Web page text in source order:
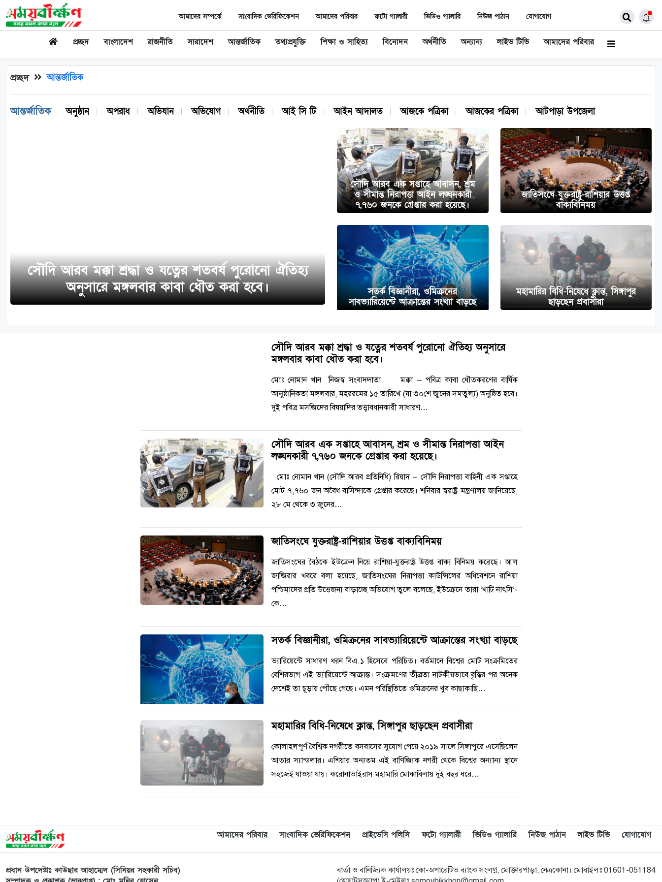
আমাদের সম্পর্কে সাংবাদিক ভেরিফিকেশন আমাদের পরিবার ফটো গ্যালারী ভিডিও গ্যালারি নিউজ পাঠান যোগাযোগ
প্রচ্ছদ বাংলাদেশ রাজনীতি সারাদেশ আন্তর্জাতিক তথ্যপ্রযুক্তি শিক্ষা ও সাহিত্য বিনোদন অর্থনীতি অন্যান্য লাইভ টিভি আমাদের পরিবার
প্রচ্ছদ আন্তর্জাতিক
আন্তর্জাতিক অনুষ্ঠান অপরাধ অভিযান অভিযোগ অর্থনীতি আই সি টি আইন আদালত আজকে পত্রিকা আজকের পত্রিকা আটপাড়া উপজেলা
সৌদি আরব মক্কা শ্রদ্ধা ও যত্নের শতবর্ষ পুরোনো ঐতিহ্য
অনুসারে মঙ্গলবার কাবা ধৌত করা হবে।
সৌদি আরব এক সপ্তাহে আবাসন, শ্রম
ও সীমান্ত নিরাপত্তা আইন লঙ্ঘনকারী
৭,৭৬০ জনকে গ্রেপ্তার করা হয়েছে।
জাতিসংঘে যুক্তরাষ্ট্র-রাশিয়ার উত্তপ্ত
বাক্যবিনিময়
সতর্ক বিজ্ঞানীরা, ওমিক্রনের
সাবভ্যারিয়েন্টে আক্রান্তের সংখ্যা বাড়ছে
মহামারির বিধি-নিষেধে ক্লান্ত, সিঙ্গাপুর
ছাড়ছেন প্রবাসীরা
সৌদি আরব মক্কা শ্রদ্ধা ও যত্নের শতবর্ষ পুরোনো ঐতিহ্য অনুসারে
মঙ্গলবার কাবা ধৌত করা হবে।
মোঃ নোমান খান নিজস্ব সংবাদদাতা মক্কা — পবিত্র কাবা ধৌতকরণের বার্ষিক
আনুষ্ঠানিকতা মঙ্গলবার, মহররমের ১৫ তারিখে (যা ৩০শে জুনের সমতুল্য) অনুষ্ঠিত হবে।
দুই পবিত্র মসজিদের বিষয়াদির তত্ত্বাবধানকারী সাধারণ…
সৌদি আরব এক সপ্তাহে আবাসন, শ্রম ও সীমান্ত নিরাপত্তা আইন
লঙ্ঘনকারী ৭,৭৬০ জনকে গ্রেপ্তার করা হয়েছে।
মোঃ নোমান খান (সৌদি আরব প্রতিনিধি) রিয়াদ — সৌদি নিরাপত্তা বাহিনী এক সপ্তাহে
মোট ৭,৭৬০ জন অবৈধ বাসিন্দাকে গ্রেপ্তার করেছে। শনিবার স্বরাষ্ট্র মন্ত্রণালয় জানিয়েছে,
২৮ মে থেকে ৩ জুনের…
জাতিসংঘে যুক্তরাষ্ট্র-রাশিয়ার উত্তপ্ত বাক্যবিনিময়
জাতিসংঘের বৈঠকে ইউক্রেন নিয়ে রাশিয়া-যুক্তরাষ্ট্র উত্তপ্ত বাক্য বিনিময় করেছে। আল
জাজিরার খবরে বলা হয়েছে, জাতিসংঘের নিরাপত্তা কাউন্সিলের অধিবেশনে রাশিয়া
পশ্চিমাদের প্রতি উত্তেজনা বাড়াচ্ছে অভিযোগ তুলে বলেছে, ইউক্রেনে তারা ‘খাটি নাৎসি’-
কে…
সতর্ক বিজ্ঞানীরা, ওমিক্রনের সাবভ্যারিয়েন্টে আক্রান্তের সংখ্যা বাড়ছে
ভ্যারিয়েন্টে সাধারণ ধরন বিএ.১ হিসেবে পরিচিত। বর্তমানে বিশ্বের মোট সংক্রমিতের
বেশিরভাগ এই ভ্যারিয়েন্টে আক্রান্ত। সংক্রমণের তীব্রতা নাটকীয়ভাবে বৃদ্ধির পর অনেক
দেশেই তা চূড়ায় পৌঁছে গেছে। এমন পরিস্থিতিতে ওমিক্রনের খুব কাছাকাছি…
মহামারির বিধি-নিষেধে ক্লান্ত, সিঙ্গাপুর ছাড়ছেন প্রবাসীরা
কোলাহলপূর্ণ বৈশ্বিক নগরীতে বসবাসের সুযোগ পেয়ে ২০১৯ সালে সিঙ্গাপুরে এসেছিলেন
আতার স্যান্ডলার। এশিয়ার অন্যতম এই বাণিজ্যিক নগরী থেকে বিশ্বের অন্যান্য স্থানে
সহজেই যাওয়া যায়। করোনাভাইরাস মহামারি মোকাবিলায় দুই বছর ধরে…
আমাদের পরিবার সাংবাদিক ভেরিফিকেশন প্রাইভেসি পলিসি ফটো গ্যালারী ভিডিও গ্যালারি নিউজ পাঠান লাইভ টিভি যোগাযোগ
প্রধান উপদেষ্টাঃ কাউছার আহাম্মেদ (সিনিয়র সহকারী সচিব)
বার্তা ও বানিজ্যিক কার্যালয়ঃ কো-অপারেটিভ ব্যাংক সংলগ্ন, মোক্তারপাড়া, নেত্রকোনা। মোবাইলঃ 01601-051184